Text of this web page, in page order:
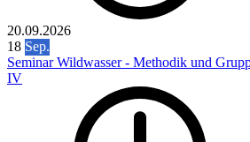
20.09.2026
18 Sep.
Seminar Wildwasser - Methodik und
IV